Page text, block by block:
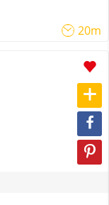
20m